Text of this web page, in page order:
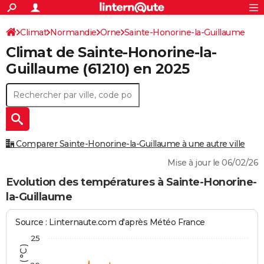
ACTUALITÉS
Politique
Société
Faits Divers
Education
Monde
Villes
+
SPORT
Coupe du monde 2026
Football
Tennis
Cyclisme
Rugby
Forum
CULTURE
Programme TV
TNT
Streaming
Cinéma
Sorties cinéma
Musique
+
FINANCE
Retraite
Impôts
Epargne
Immobilier
Risques naturels par ville
Banque
Assurance
Crédit
AUTO
Essais
Réserver un essai
Citadines
Berlines
SUV
Forum auto
+
HIGH-TECH
Forum
Aménagement intérieur
Extérieur
Cuisine
Salle de bains
Jardinage
Rangement
+WEEK-END
Guides de France
Escapades
Patrimoine
Expositions
Musées
Week-end nature
+
Art de vivre
Bien-être
Loisirs
Mode
Modes de vie
Alimentation
Guide de la santé
Maladies
Médicaments
Sommeil
VOYAGE
Rechercher
S'inscrire
Connexion
Climat Normandie Orne Sainte-Honorine-la-Guillaume
Climat de Sainte-Honorine-la-
Guillaume(61210) en 2025
Comparer Sainte-Honorine-la-Guillaume à une autre ville
Mise à jour le 06/02/26
Evolution des températures à Sainte-Honorine-
la-Guillaume
Source : Linternaute.com d'après Météo France
25